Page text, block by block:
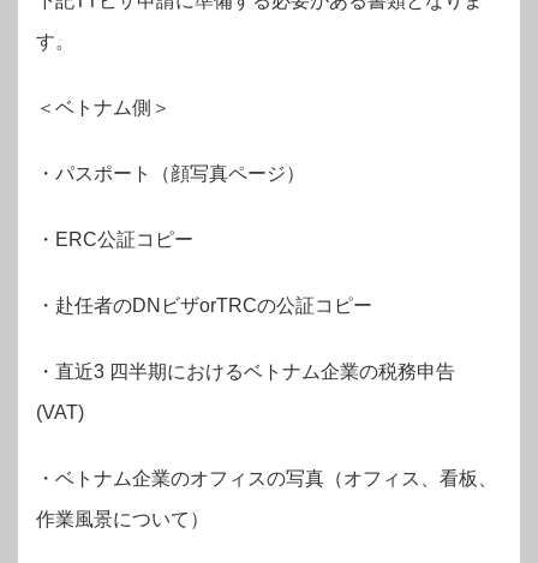
す。
＜ベトナム側＞
・パスポート（顔写真ページ）
・ERC公証コピー
・赴任者のDNビザorTRCの公証コピー
・直近3 四半期におけるベトナム企業の税務申告
(VAT)
・ベトナム企業のオフィスの写真（オフィス、看板、
作業風景について）